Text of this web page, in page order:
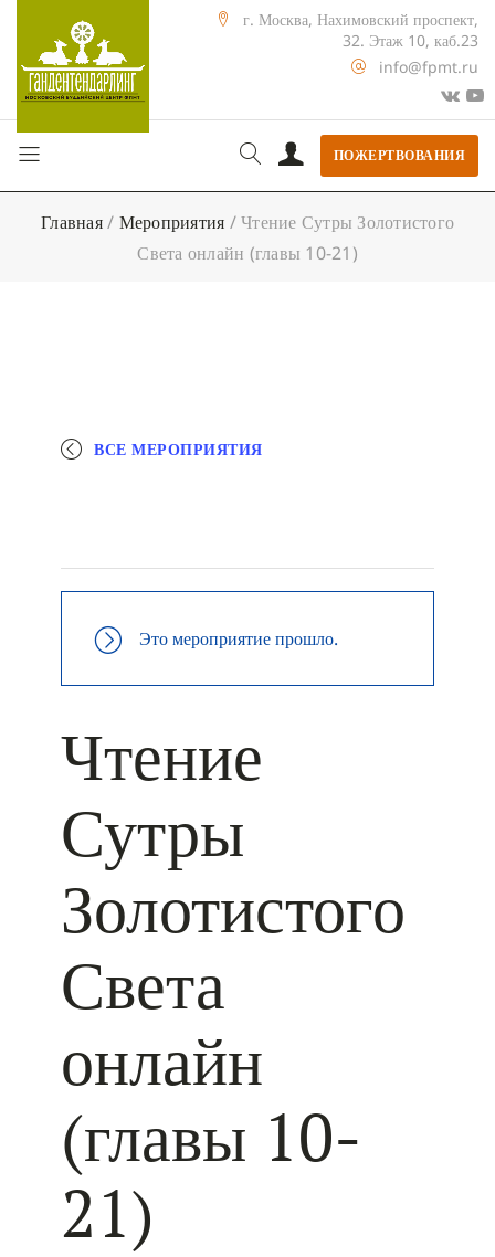
г. Москва, Нахимовский проспект,
32. Этаж 10, каб.23
info@fpmt.ru
ПОЖЕРТВОВАНИЯ
Главная/ Мероприятия /Чтение Сутры Золотистого
Света онлайн (главы 10-21)
ВСЕ МЕРОПРИЯТИЯ
Это мероприятие прошло.
Чтение
Сутры
Золотистого
Света
онлайн
(главы 10-
21)